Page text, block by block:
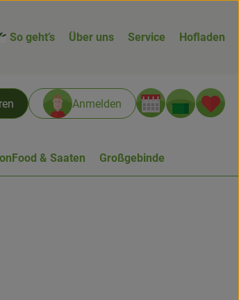
So geht’s Über uns Service Hofladen
Anmelden
& Saaten Großgebinde